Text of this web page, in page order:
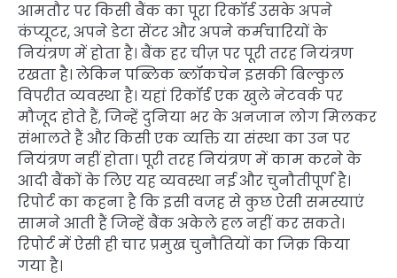
आमतौर पर किसी बैंक का पूरा रिकॉर्ड उसके अपने
कंप्यूटर, अपने डेटा सेंटर और अपने कर्मचारियों के
नियंत्रण में होता है। बैंक हर चीज़ पर पूरी तरह नियंत्रण
रखता है। लेकिन पब्लिक ब्लॉकचेन इसकी बिल्कुल
विपरीत व्यवस्था है। यहां रिकॉर्ड एक खुले नेटवर्क पर
मौजूद होते हैं, जिन्हें दुनिया भर के अनजान लोग मिलकर
संभालते हैं और किसी एक व्यक्ति या संस्था का उन पर
नियंत्रण नहीं होता। पूरी तरह नियंत्रण में काम करने के
आदी बैंकों के लिए यह व्यवस्था नई और चुनौतीपूर्ण है।
रिपोर्ट का कहना है कि इसी वजह से कुछ ऐसी समस्याएं
सामने आती हैं जिन्हें बैंक अकेले हल नहीं कर सकते।
रिपोर्ट में ऐसी ही चार प्रमुख चुनौतियों का जिक्र किया
गया है।